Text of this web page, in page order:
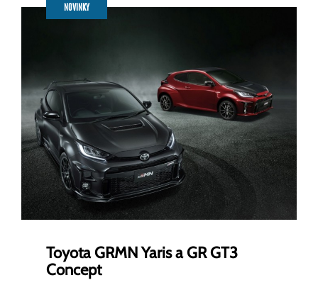
NOVINKY
Toyota GRMN Yaris a GR GT3
Concept